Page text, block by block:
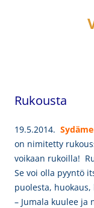
Rukousta
19.5.2014.
on nimitetty
voikaan rukoilla!
Se voi olla pyyntö
puolesta,
– Jumala kuulee ja